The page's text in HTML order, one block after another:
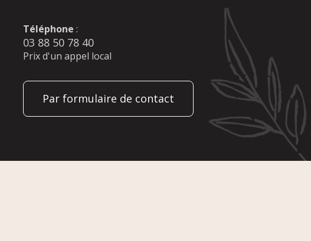
Téléphone :
03 88 50 78 40
Prix d'un appel local
Par formulaire de contact